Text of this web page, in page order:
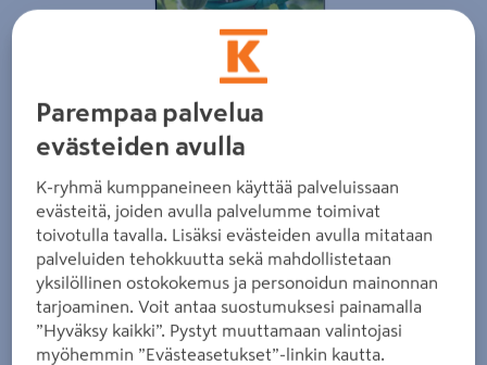
Parempaa palvelua
evästeiden avulla
K-ryhmä kumppaneineen käyttää palveluissaan
evästeitä, joiden avulla palvelumme toimivat
toivotulla tavalla. Lisäksi evästeiden avulla mitataan
palveluiden tehokkuutta sekä mahdollistetaan
yksilöllinen ostokokemus ja personoidun mainonnan
tarjoaminen. Voit antaa suostumuksesi painamalla
”Hyväksy kaikki”. Pystyt muuttamaan valintojasi
myöhemmin ”Evästeasetukset”-linkin kautta.